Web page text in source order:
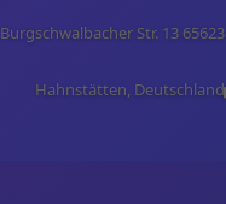
Burgschwalbacher Str. 13 65623
Hahnstätten, Deutschland